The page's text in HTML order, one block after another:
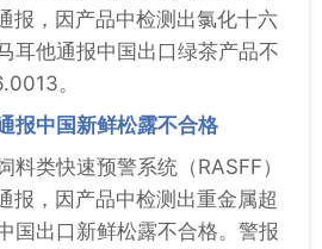
报，因产品中检测出氯化十六
耳他通报中国出口绿茶产品不
。
报中国新鲜松露不合格
料类快速预警系统（RASFF）
报，因产品中检测出重金属超
国出口新鲜松露不合格。警报